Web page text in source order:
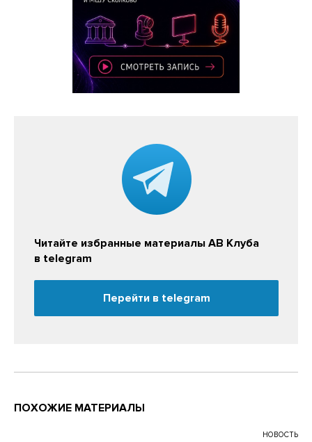
Читайте избранные материалы АВ Клуба
в telegram
Перейти в telegram
ПОХОЖИЕ МАТЕРИАЛЫ
НОВОСТЬ